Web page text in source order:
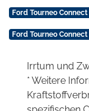
Ford Tourneo
Ford Tourneo
Irrtum und
* Weitere